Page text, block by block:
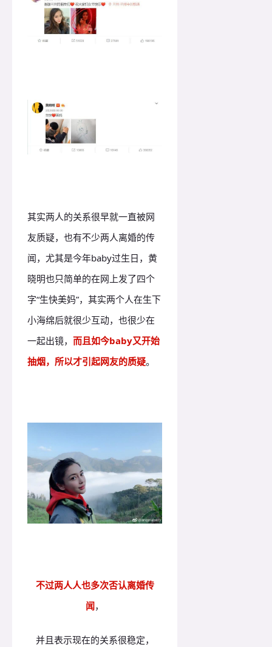
其实两人的关系很早就一直被网
友质疑，也有不少两人离婚的传
闻，尤其是今年baby过生日，黄
晓明也只简单的在网上发了四个
字“生快美妈”，其实两个人在生下
小海绵后就很少互动，也很少在
一起出镜， 而且如今baby又开始
抽烟，所以才引起网友的质疑。
不过两人人也多次否认离婚传
闻，
并且表示现在的关系很稳定，